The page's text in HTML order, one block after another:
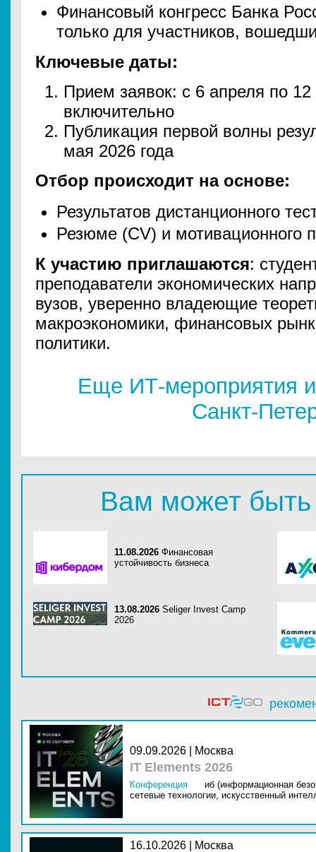
Финансовый конгресс Банка
только для участников,
Ключевые даты:
Прием заявок: с 6 апреля по
включительно
Публикация первой волны
мая 2026 года
Отбор происходит на основе:
Результатов дистанционного
Резюме (CV) и мотивационного
К участию приглашаются:
преподаватели экономических
вузов, уверенно владеющие
макроэкономики, финансовых
политики.
Еще ИТ-мероприятия
Санкт-
Вам может быть
11.08.2026 Финансовая
устойчивость бизнеса
13.08.2026 Seliger Invest Camp
2026
09.09.2026 | Москва
IT Elements 2026
Конференция
иб (информационная
сетевые технологии, искусственный
16.10.2026 | Москва